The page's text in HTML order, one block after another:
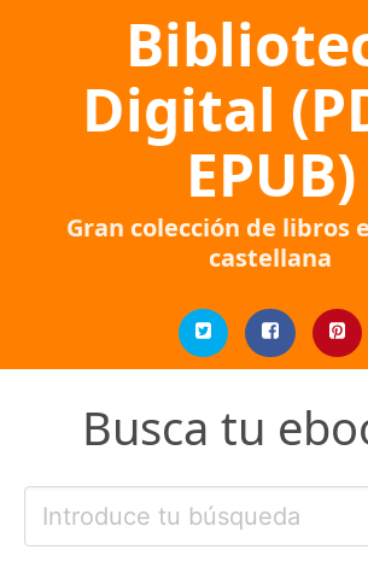
Digital
EPUB)
Gran colección de libros
castellana
Busca tu